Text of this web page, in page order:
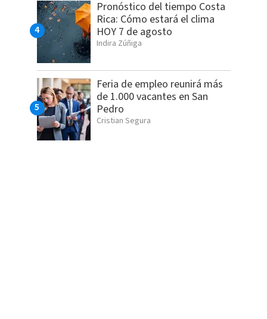
Pronóstico del tiempo Costa
Rica: Cómo estará el clima
HOY 7 de agosto
Indira Zúñiga
Feria de empleo reunirá más
de 1.000 vacantes en San
Pedro
Cristian Segura